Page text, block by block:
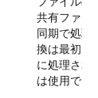
共有ファイ
同期で処理
換は最初に
に処理され
は使用でき